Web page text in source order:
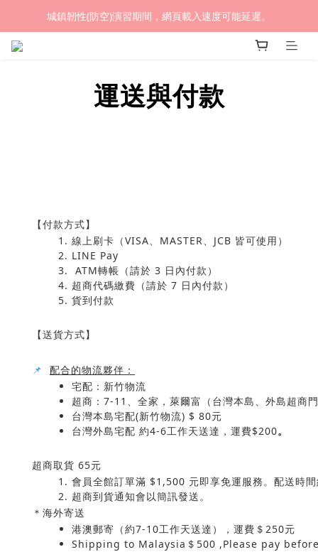
(熱銷加開優惠) 限時滿額贈🎁 LED循環涼風桌扇
城鎮韌性(防空)演習期間，網頁載入速度可能延遲。
(熱銷加開優惠) 限時滿額贈🎁 LED循環涼風桌扇
運送與付款
【付款方式】
線上刷卡（VISA、MASTER、JCB 皆可使用）
LINE Pay
ATM轉帳（請於 3 日內付款）
超商代碼繳費（請於 7 日內付款）
貨到付款
【送貨方式】
📌
配合的物流夥伴：
宅配：新竹物流
超商：7-11、全家，萊爾富（台灣本島、外島超商
台灣本島宅配(新竹物流) $ 80元
台灣外島宅配 約4-6工作天送達，運費$200。
超商取貨 65元
會員全館訂單滿 $1,500 元即享免運服務。配送時
超商到貨通知會以簡訊發送。
＊海外寄送
港澳郵寄（約7-10工作天送達），運費＄250元
Shipping to Malaysia＄500 ,Please pay